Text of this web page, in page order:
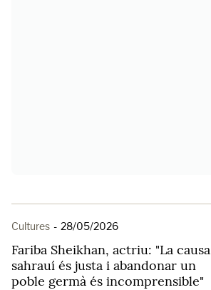
Cultures - 28/05/2026
Fariba Sheikhan, actriu: "La causa
sahrauí és justa i abandonar un
poble germà és incomprensible"